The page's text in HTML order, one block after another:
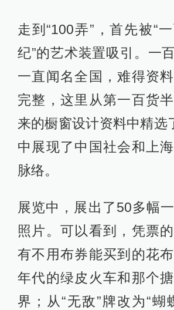
走到“100弄”，首先被“
纪”的艺术装置吸引。一
一直闻名全国，难得资
完整，这里从第一百货
来的橱窗设计资料中精选
中展现了中国社会和上
脉络。
展览中，展出了50多幅
照片。可以看到，凭票
有不用布券能买到的花
年代的绿皮火车和那个
界；从“无敌”牌改为“蝴